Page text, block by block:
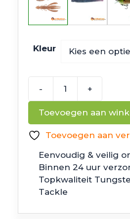
Kleur
-
3"
+
Toevoegen aan
Toevoegen aan
Eenvoudig & veilig
Binnen 24 uur
Topkwaliteit
Tackle